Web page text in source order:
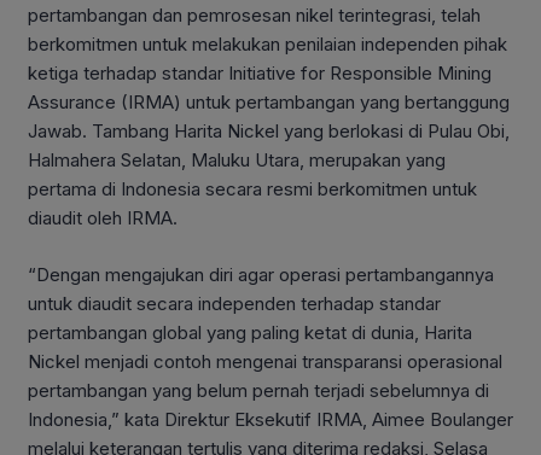
pertambangan dan pemrosesan nikel terintegrasi, telah
berkomitmen untuk melakukan penilaian independen pihak
ketiga terhadap standar Initiative for Responsible Mining
Assurance (IRMA) untuk pertambangan yang bertanggung
Jawab. Tambang Harita Nickel yang berlokasi di Pulau Obi,
Halmahera Selatan, Maluku Utara, merupakan yang
pertama di Indonesia secara resmi berkomitmen untuk
diaudit oleh IRMA.
“Dengan mengajukan diri agar operasi pertambangannya
untuk diaudit secara independen terhadap standar
pertambangan global yang paling ketat di dunia, Harita
Nickel menjadi contoh mengenai transparansi operasional
pertambangan yang belum pernah terjadi sebelumnya di
Indonesia,” kata Direktur Eksekutif IRMA, Aimee Boulanger
melalui keterangan tertulis yang diterima redaksi, Selasa